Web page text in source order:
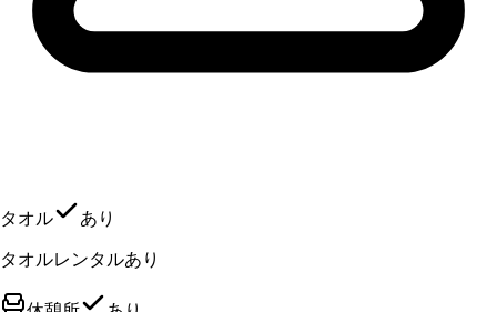
タオル あり
タオルレンタルあり